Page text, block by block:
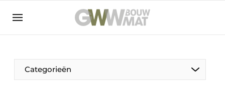
NL EN
Categorieën